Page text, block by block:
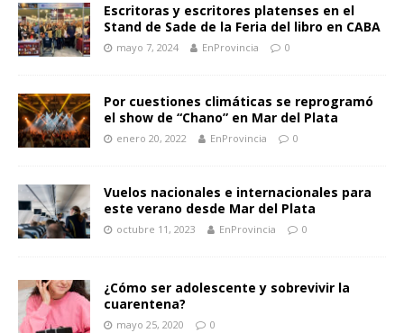
Escritoras y escritores platenses en el
Stand de Sade de la Feria del libro en CABA
mayo 7, 2024 EnProvincia 0
Por cuestiones climáticas se reprogramó
el show de “Chano” en Mar del Plata
enero 20, 2022 EnProvincia 0
Vuelos nacionales e internacionales para
este verano desde Mar del Plata
octubre 11, 2023 EnProvincia 0
¿Cómo ser adolescente y sobrevivir la
cuarentena?
mayo 25, 2020 0